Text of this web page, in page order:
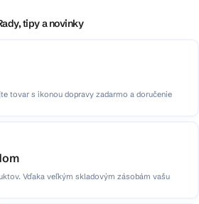
tipy a novinky
tovar s ikonou dopravy zadarmo a doručenie
Vďaka veľkým skladovým zásobám vašu